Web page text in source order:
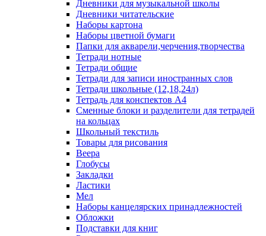
Дневники для музыкальной школы
Дневники читательские
Наборы картона
Наборы цветной бумаги
Папки для акварели,черчения,творчества
Тетради нотные
Тетради общие
Тетради для записи иностранных слов
Тетради школьные (12,18,24л)
Тетрадь для конспектов А4
Сменные блоки и разделители для тетрадей
на кольцах
Школьный текстиль
Товары для рисования
Веера
Глобусы
Закладки
Ластики
Мел
Наборы канцелярских принадлежностей
Обложки
Подставки для книг